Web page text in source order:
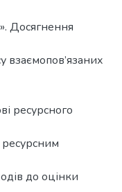
Досягнення
взаємопов’язаних
ресурсного
до оцінки